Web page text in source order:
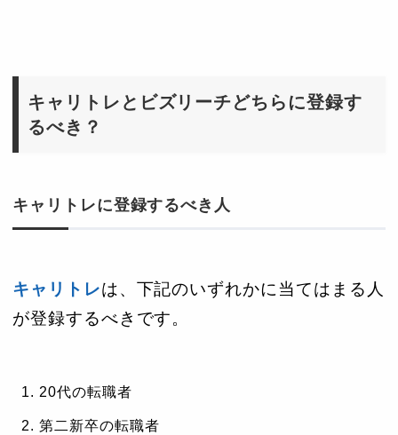
キャリトレとビズリーチどちらに登録す
るべき？
キャリトレに登録するべき人
キャリトレは、下記のいずれかに当てはまる人
が登録するべきです。
20代の転職者
第二新卒の転職者